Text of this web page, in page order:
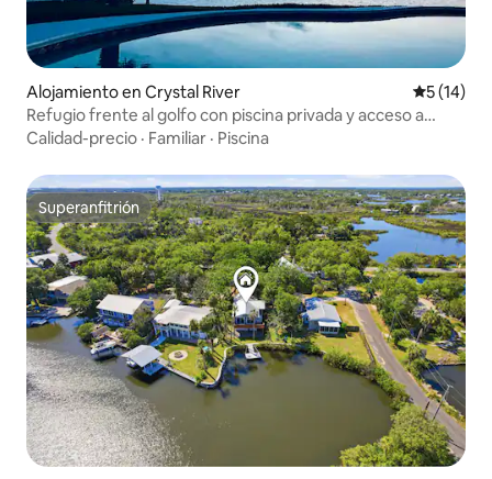
Alojamiento en Crystal River
5 (14)
Refugio frente al golfo con piscina privada y acceso a
kayaks
Calidad-precio · Familiar · Piscina
Superanfitrión
Superanfitrión